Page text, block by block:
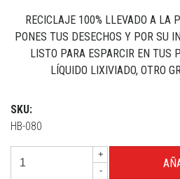
RECICLAJE 100% LLEVADO A LA
PONES TUS DESECHOS Y POR SU
LISTO PARA ESPARCIR EN TUS
LÍQUIDO LIXIVIADO, OTRO
SKU:
HB-080
+
-